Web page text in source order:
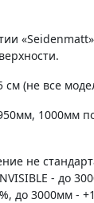
(не все
1000мм
не
- до
до 3000мм -